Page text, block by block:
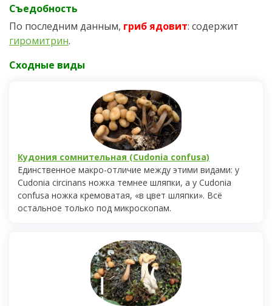
Съедобность
По последним данным, гриб ядовит: содержит
гиромитрин.
Сходные виды
Кудония сомнительная (Cudonia confusa)
Единственное макро-отличие между этими видами: у
Cudonia circinans ножка темнее шляпки, а у Cudonia
confusa ножка кремоватая, «в цвет шляпки». Всё
остальное только под микроскопам.